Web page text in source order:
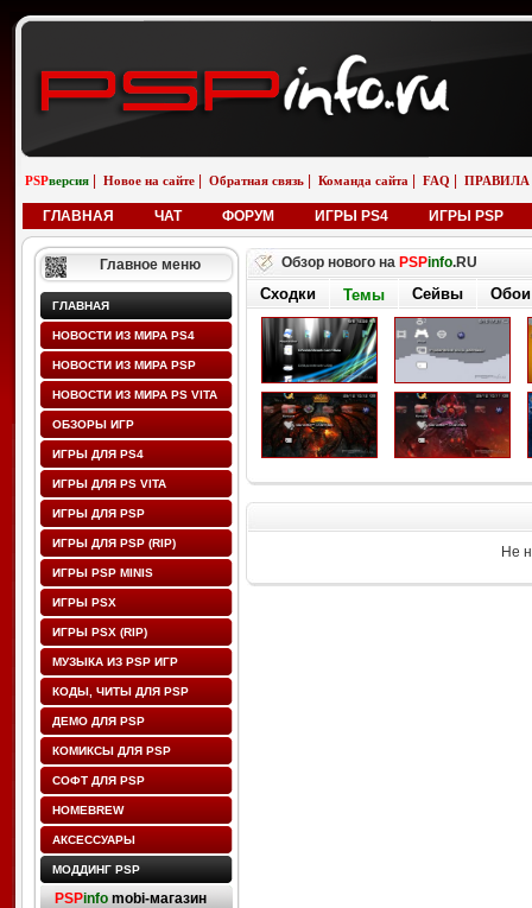
PSPверсия Новое на сайте Обратная связь Команда сайта FAQ ПРАВИЛА
ГЛАВНАЯ ЧАТ ФОРУМ ИГРЫ PS4 ИГРЫ PSP
Главное меню
ГЛАВНАЯ
НОВОСТИ ИЗ МИРА PS4
НОВОСТИ ИЗ МИРА PSP
НОВОСТИ ИЗ МИРА PS VITA
ОБЗОРЫ ИГР
ИГРЫ ДЛЯ PS4
ИГРЫ ДЛЯ PS VITA
ИГРЫ ДЛЯ PSP
ИГРЫ ДЛЯ PSP (RIP)
ИГРЫ PSP MINIS
ИГРЫ PSX
ИГРЫ PSX (RIP)
МУЗЫКА ИЗ PSP ИГР
КОДЫ, ЧИТЫ ДЛЯ PSP
ДЕМО ДЛЯ PSP
КОМИКСЫ ДЛЯ PSP
СОФТ ДЛЯ PSP
HOMEBREW
АКСЕССУАРЫ
МОДДИНГ PSP
PSPinfo mobi-магазин
Обзор нового на PSPinfo.RU
Сходки Темы Сейвы Обои
Не